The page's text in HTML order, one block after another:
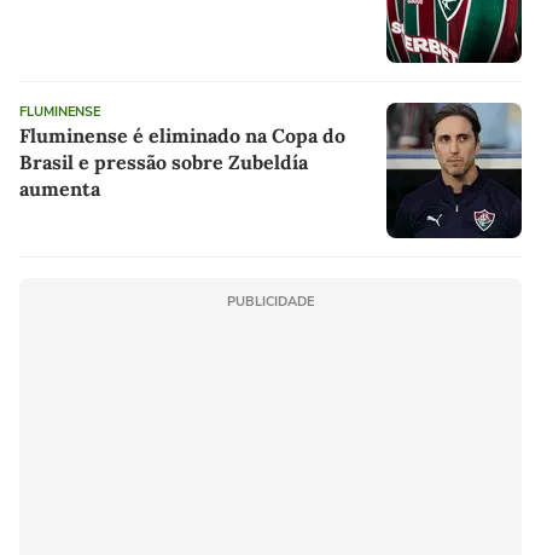
FLUMINENSE
Fluminense é eliminado na Copa do
Brasil e pressão sobre Zubeldía
aumenta
PUBLICIDADE